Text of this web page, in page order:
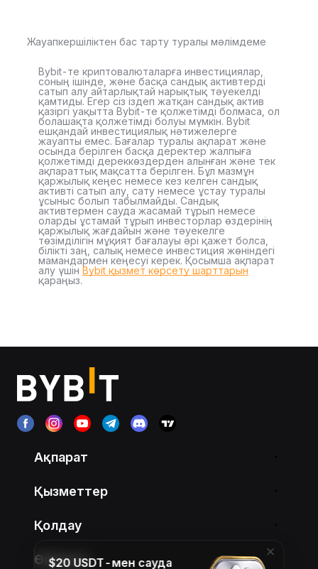
Жауапкершіліктен бас тарту туралы мәлімдеме
Bybit-те криптовалюталарға инвестициялар,
соның ішінде, және басқа сандық активтерді
сатып алу айтарлықтай нарықтық тәуекелді
қамтиды. Егер сіз іздеп жатқан сандық актив
қазіргі уақытта Bybit-те қолжетімді болмаса, ол
болашақта қолжетімді болуы мүмкін. Bybit
ешқандай инвестициялық нәтижелерге
жауапты емес. Бағалар туралы ақпарат және
осында берілген басқа деректер жалпыға
қолжетімді дереккөздерден алынған және тек
ақпараттық мақсатта берілген. Бұл мазмұн
қаржылық кеңес немесе кез келген сандық
активті сатып алу, сату немесе ұстау туралы
ұсыныс болып табылмайды. Сандық
активтермен сауда жасамай тұрып немесе
оларды ұстамай тұрып инвесторлар өздерінің
қаржылық жағдайын және тәуекелге
төзімділігін мұқият бағалауы әрі қажет болса,
білікті заң, салық немесе инвестиция жөніндегі
мамандармен кеңесуі керек. Қосымша ақпарат
алу үшін Bybit қызмет көрсету шарттарын
қараңыз.
Ақпарат
Қызметтер
Қолдау
Өнімдер
$20 USDT-мен сауда